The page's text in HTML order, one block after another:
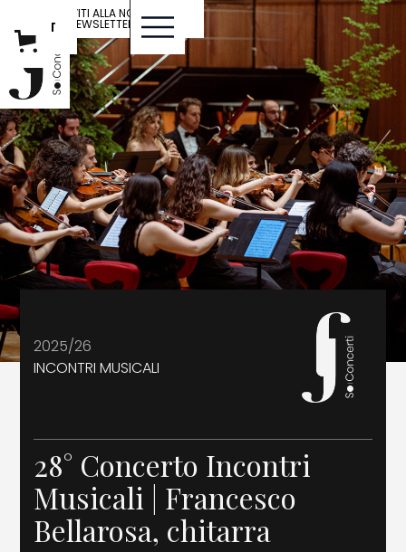
ENG
IT
ISCRIVITI ALLA NOSTRA
NEWSLETTER
2025/26
INCONTRI MUSICALI
28° Concerto Incontri
Musicali | Francesco
Bellarosa, chitarra